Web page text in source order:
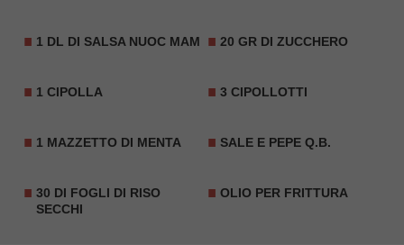
1 DL DI SALSA NUOC MAM 20 GR DI ZUCCHERO
1 CIPOLLA 3 CIPOLLOTTI
1 MAZZETTO DI MENTA SALE E PEPE Q.B.
30 DI FOGLI DI RISO
SECCHI
OLIO PER FRITTURA